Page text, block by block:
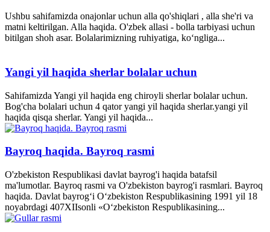
Ushbu sahifamizda onajonlar uchun alla qo'shiqlari , alla she'ri va
matni keltirilgan. Alla haqida. O'zbek allasi - bolla tarbiyasi uchun
bitilgan shoh asar. Bolalarimizning ruhiyatiga, ko‘ngliga...
Yangi yil haqida sherlar bolalar uchun
Sahifamizda Yangi yil haqida eng chiroyli sherlar bolalar uchun.
Bog'cha bolalari uchun 4 qator yangi yil haqida sherlar.yangi yil
haqida qisqa sherlar. Yangi yil haqida...
Bayroq haqida. Bayroq rasmi
O'zbekiston Respublikasi davlat bayrog'i haqida batafsil
ma'lumotlar. Bayroq rasmi va O'zbekiston bayrog'i rasmlari. Bayroq
haqida. Davlat bayrog‘i O‘zbekiston Respublikasining 1991 yil 18
noyabrdagi 407­XII­sonli «O‘zbekiston Respublikasining...